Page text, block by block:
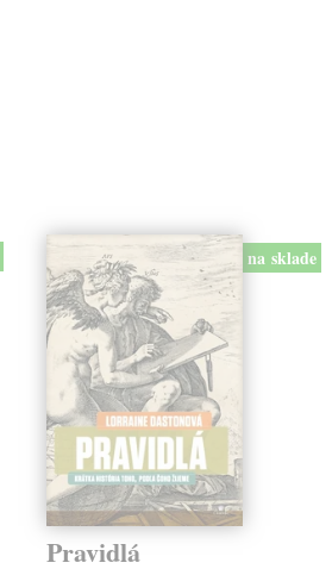
na sklade
Pravidlá